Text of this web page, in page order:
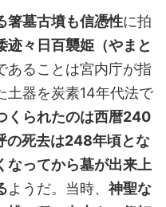
箸墓古墳も信憑性に拍
迹々日百襲姫（やまと
あることは宮内庁が指
土器を炭素14年代法で
くられたのは西暦240
の死去は248年頃とな
なってから墓が出来上
ようだ。当時、 神聖な